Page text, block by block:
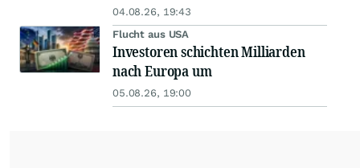
04.08.26, 19:43
Flucht aus USA
Investoren schichten Milliarden
nach Europa um
05.08.26, 19:00